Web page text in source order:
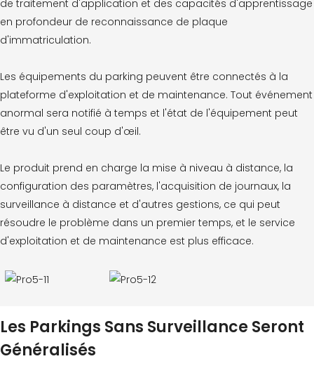
de traitement d'application et des capacités d'apprentissage
en profondeur de reconnaissance de plaque
d'immatriculation.
Les équipements du parking peuvent être connectés à la
plateforme d'exploitation et de maintenance. Tout événement
anormal sera notifié à temps et l'état de l'équipement peut
être vu d'un seul coup d'œil.
Le produit prend en charge la mise à niveau à distance, la
configuration des paramètres, l'acquisition de journaux, la
surveillance à distance et d'autres gestions, ce qui peut
résoudre le problème dans un premier temps, et le service
d'exploitation et de maintenance est plus efficace.
Les Parkings Sans Surveillance Seront
Généralisés